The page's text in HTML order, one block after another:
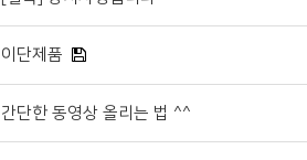
이단제품
간단한 동영상 올리는 법 ^^